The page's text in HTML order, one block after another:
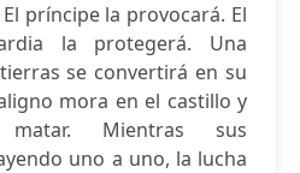
príncipe la provocará. El
la protegerá. Una
se convertirá en su
mora en el castillo y
Mientras sus
uno a uno, la lucha